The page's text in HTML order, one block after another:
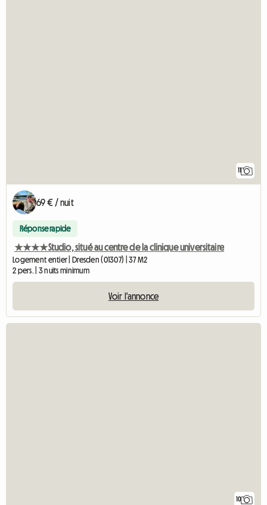
11
69 € / nuit
Réponse rapide
★★★★Studio, situé au centre de la clinique universitaire
Logement entier | Dresden (01307) | 37 M2
2 pers. | 3 nuits minimum
Voir l'annonce
10